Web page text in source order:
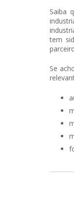
Saiba
tem
Se